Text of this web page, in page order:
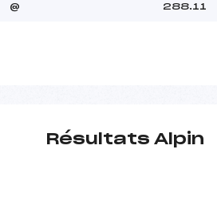
@ 288.11
Résultats Alpin